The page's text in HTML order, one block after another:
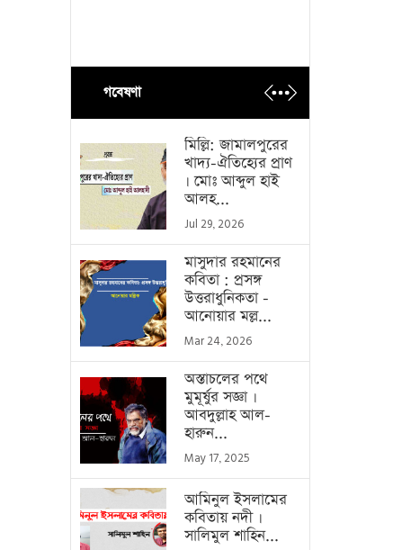
গবেষণা
মিল্লি: জামালপুরের
খাদ্য-ঐতিহ্যের প্রাণ
। মোঃ আব্দুল হাই
আলহ...
Jul 29, 2026
মাসুদার রহমানের
কবিতা : প্রসঙ্গ
উত্তরাধুনিকতা -
আনোয়ার মল্ল...
Mar 24, 2026
অস্তাচলের পথে
মুমূর্ষুর সজ্ঞা ।
আবদুল্লাহ আল-
হারুন...
May 17, 2025
আমিনুল ইসলামের
কবিতায় নদী ।
সালিমুল শাহিন...